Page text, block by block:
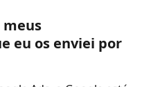
meus
eu os enviei por